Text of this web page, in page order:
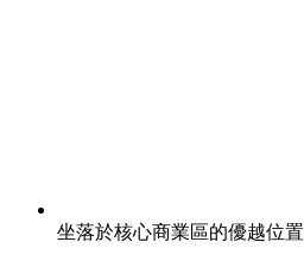
坐落於核心商業區的優越位置